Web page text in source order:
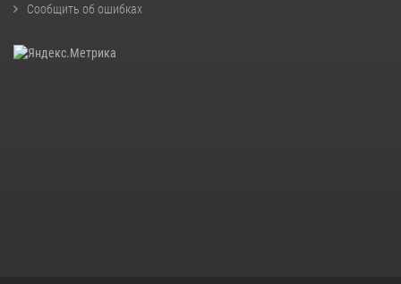
Сообщить об ошибках